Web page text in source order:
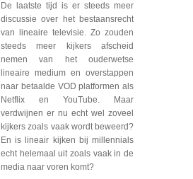
De laatste tijd is er steeds meer
discussie over het bestaansrecht
van lineaire televisie. Zo zouden
steeds meer kijkers afscheid
nemen van het ouderwetse
lineaire medium en overstappen
naar betaalde VOD platformen als
Netflix en YouTube. Maar
verdwijnen er nu echt wel zoveel
kijkers zoals vaak wordt beweerd?
En is lineair kijken bij millennials
echt helemaal uit zoals vaak in de
media naar voren komt?